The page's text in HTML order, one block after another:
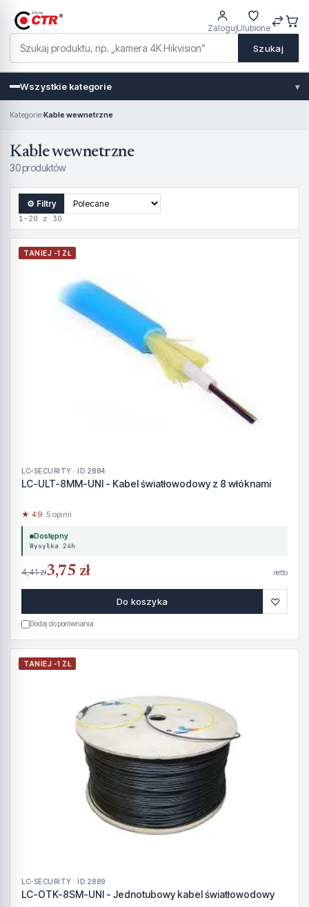
Szukaj
ZalogujUlubione
Wszystkie kategorie ▾
Kategorie›Kable wewnetrzne
Kable wewnetrzne
30 produktów
⚙ Filtry
1–20 z 30
TANIEJ -1 ZŁ
LC-SECURITY · ID 2884
LC-ULT-8MM-UNI - Kabel światłowodowy z 8 włóknami
★ 4.9· 5 opinii
Dostępny
Wysyłka 24h
4,41 zł3,75 zł netto
Do koszyka ♡
Dodaj do porównania
TANIEJ -1 ZŁ
LC-SECURITY · ID 2889
LC-OTK-8SM-UNI - Jednotubowy kabel światłowodowy